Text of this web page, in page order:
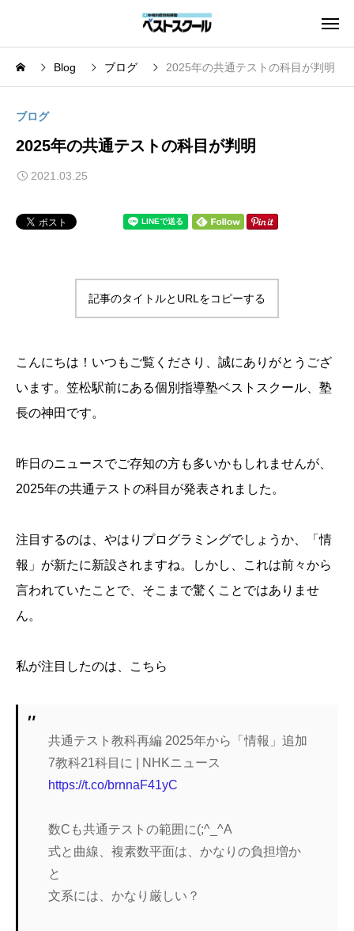
Blog ブログ 2025年の共通テストの科目が判明
ブログ
2025年の共通テストの科目が判明
2021.03.25
記事のタイトルとURLをコピーする
こんにちは！いつもご覧くださり、誠にありがとうござ
います。笠松駅前にある個別指導塾ベストスクール、塾
長の神田です。
昨日のニュースでご存知の方も多いかもしれませんが、
2025年の共通テストの科目が発表されました。
注目するのは、やはりプログラミングでしょうか、「情
報」が新たに新設されますね。しかし、これは前々から
言われていたことで、そこまで驚くことではありませ
ん。
私が注目したのは、こちら
共通テスト教科再編 2025年から「情報」追加
7教科21科目に | NHKニュース
https://t.co/brnnaF41yC
数Cも共通テストの範囲に(;^_^A
式と曲線、複素数平面は、かなりの負担増か
と
文系には、かなり厳しい？